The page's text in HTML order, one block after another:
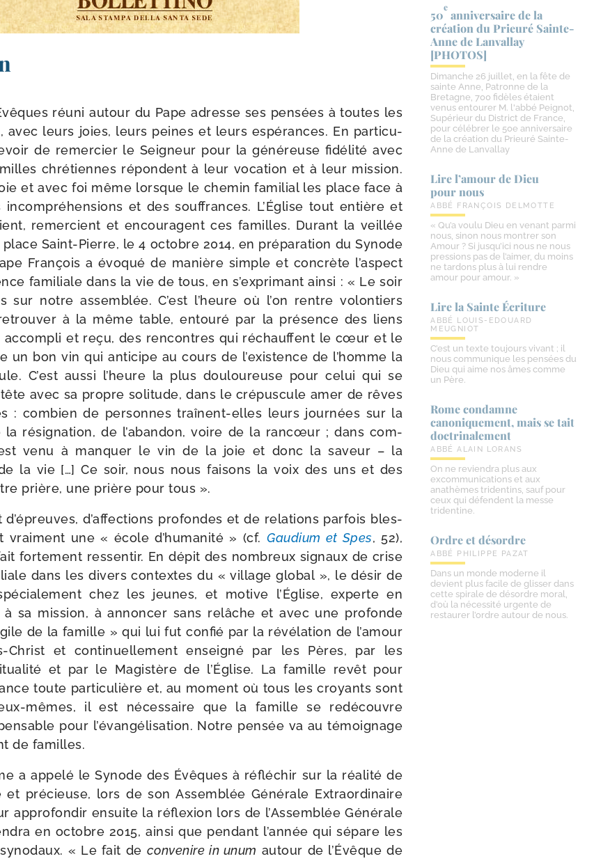
réuni autour du Pape adresse ses pen­sées à toutes les
avec leurs joies, leurs peines et leurs espé­rances. En par­ti­cu­
de remer­cier le Seigneur pour la géné­reuse fidé­li­té avec
chré­tiennes répondent à leur voca­tion et à leur mis­sion.
et avec foi même lorsque le che­min fami­lial les place face à
incom­pré­hen­sions et des souf­frances. L’Église tout entière et
remer­cient et encou­ragent ces familles. Durant la veillée
Saint-​Pierre, le 4 octobre 2014, en pré­pa­ra­tion du Synode
François a évo­qué de manière simple et concrète l’aspect
fami­liale dans la vie de tous, en s’exprimant ain­si : « Le soir
sur notre assem­blée. C’est l’heure où l’on rentre volon­tiers
à la même table, entou­ré par la pré­sence des liens
accom­pli et reçu, des ren­contres qui réchauffent le cœur et le
un bon vin qui anti­cipe au cours de l’existence de l’homme la
C’est aus­si l’heure la plus dou­lou­reuse pour celui qui se
avec sa propre soli­tude, dans le cré­pus­cule amer de rêves
: com­bien de per­sonnes traînent-​elles leurs jour­nées sur la
la rési­gna­tion, de l’abandon, voire de la ran­cœur ; dans com­
venu à man­quer le vin de la joie et donc la saveur – la
la vie […] Ce soir, nous nous fai­sons la voix des uns et des
prière, une prière pour tous ».
d’épreuves, d’affections pro­fondes et de rela­tions par­fois bles­
vrai­ment une « école d’humanité » (cf.Gaudium et Spes, 52),
for­te­ment res­sen­tir. En dépit des nom­breux signaux de crise
dans les divers contextes du « vil­lage glo­bal », le désir de
chez les jeunes, et motive l’Église, experte en
sa mis­sion, à annon­cer sans relâche et avec une pro­fonde
de la famille » qui lui fut confié par la révé­la­tion de l’amour
​Christ et conti­nuel­le­ment ensei­gné par les Pères, par les
et par le Magistère de l’Église. La famille revêt pour
toute par­ti­cu­lière et, au moment où tous les croyants sont
mêmes, il est néces­saire que la famille se redé­couvre
pour l’évangélisation. Notre pen­sée va au témoi­gnage
de familles.
a appe­lé le Synode des Évêques à réflé­chir sur la réa­li­té de
et pré­cieuse, lors de son Assemblée Générale Extraordinaire
appro­fon­dir ensuite la réflexion lors de l’Assemblée Générale
en octobre 2015, ain­si que pen­dant l’année qui sépare les
« Le fait de conve­nire in unum autour de l’Évêque de
50
e
anniversaire de la
création du Prieuré Sainte-​
Anne de Lanvallay
[PHOTOS]
Dimanche 26 juillet, en la fête de
sainte Anne, Patronne de la
Bretagne, 700 fidèles étaient
venus entourer M. l'abbé Peignot,
Supérieur du District de France,
pour célébrer le 50e anniversaire
de la création du Prieuré Sainte-
Anne de Lanvallay
Lire l’amour de Dieu
pour nous
ABBÉ FRANÇOIS DELMOTTE
« Qu’a voulu Dieu en venant parmi
nous, sinon nous montrer son
Amour ? Si jusqu’ici nous ne nous
pressions pas de l’aimer, du moins
ne tardons plus à lui rendre
amour pour amour. »
Lire la Sainte Écriture
ABBÉ LOUIS-EDOUARD
MEUGNIOT
C’est un texte toujours vivant ; il
nous communique les pensées du
Dieu qui aime nos âmes comme
un Père.
Rome condamne
canoniquement, mais se tait
doctrinalement
ABBÉ ALAIN LORANS
On ne reviendra plus aux
excommunications et aux
anathèmes tridentins, sauf pour
ceux qui défendent la messe
tridentine.
Ordre et désordre
ABBÉ PHILIPPE PAZAT
Dans un monde moderne il
devient plus facile de glisser dans
cette spirale de désordre moral,
d’où la nécessité urgente de
restaurer l’ordre autour de nous.